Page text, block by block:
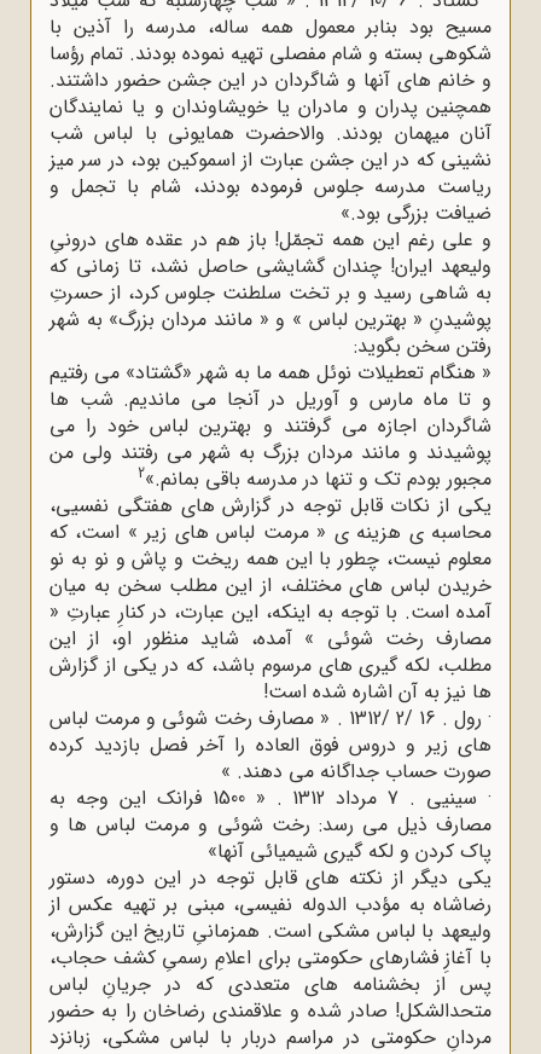
مسیح بود بنابر معمول همه ساله، مدرسه را آذین با
شکوهی بسته و شام مفصلی تهیه نموده بودند. تمام رؤسا
و خانم های آنها و شاگردان در این جشن حضور داشتند.
همچنین پدران و مادران یا خویشاوندان و یا نمایندگان
آنان میهمان بودند. والاحضرت همایونی با لباس شب
نشینی که در این جشن عبارت از اسموکین بود، در سر میز
ریاست مدرسه جلوس فرموده بودند، شام با تجمل و
ضیافت بزرگی بود.»
و علی رغم این همه تجمّل! باز هم در عقده های درونیِ
ولیعهد ایران! چندان گشایشی حاصل نشد، تا زمانی که
به شاهی رسید و بر تخت سلطنت جلوس کرد، از حسرتِ
پوشیدنِ « بهترین لباس » و « مانند مردان بزرگ» به شهر
رفتن سخن بگوید:
« هنگام تعطیلات نوئل همه ما به شهر «گشتاد» می رفتیم
و تا ماه مارس و آوریل در آنجا می ماندیم. شب ها
شاگردان اجازه می گرفتند و بهترین لباس خود را می
پوشیدند و مانند مردان بزرگ به شهر می رفتند ولی من
مجبور بودم تک و تنها در مدرسه باقی بمانم.»2
یکی از نکات قابل توجه در گزارش های هفتگی نفسیی،
محاسبه ی هزینه ی « مرمت لباس های زیر » است، که
معلوم نیست، چطور با این همه ریخت و پاش و نو به نو
خریدن لباس های مختلف، از این مطلب سخن به میان
آمده است. با توجه به اینکه، این عبارت، در کنارِ عبارتِ «
مصارف رخت شوئی » آمده، شاید منظور او، از این
مطلب، لکه گیری های مرسوم باشد، که در یکی از گزارش
ها نیز به آن اشاره شده است!
· رول . 16 /2 /1312 . « مصارف رخت شوئی و مرمت لباس
های زیر و دروس فوق العاده را آخر فصل بازدید کرده
صورت حساب جداگانه می دهند. »
· سینیی . 7 مرداد 1312 . « 1500 فرانک این وجه به
مصارف ذیل می رسد: رخت شوئی و مرمت لباس ها و
پاک کردن و لکه گیری شیمیائی آنها»
یکی دیگر از نکته های قابل توجه در این دوره، دستور
رضاشاه به مؤدب الدوله نفیسی، مبنی بر تهیه عکس از
ولیعهد با لباس مشکی است. همزمانیِ تاریخ این گزارش،
با آغازِ فشارهای حکومتی برای اعلامِ رسمیِ کشف حجاب،
پس از بخشنامه های متعددی که در جریانِ لباس
متحدالشکل! صادر شده و علاقمندی رضاخان را به حضور
مردانِ حکومتی در مراسم دربار با لباس مشکی، زبانزد